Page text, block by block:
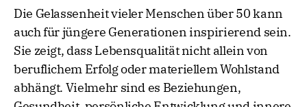
Die Gelassenheit vieler Menschen über 50 kann
auch für jüngere Generationen inspirierend sein.
Sie zeigt, dass Lebensqualität nicht allein von
beruflichem Erfolg oder materiellem Wohlstand
abhängt. Vielmehr sind es Beziehungen,